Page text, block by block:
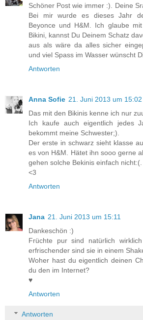
Schöner Post wie immer :). Deine
Bei mir wurde es dieses Jahr
Beyonce und H&M. Ich glaube
Bikini, kannst Du Deinem Schatz
aus als wäre da alles sicher
und viel Spass im Wasser wünscht
Antworten
Anna Sofie 21. Juni 2013 um 15:02
Das mit den Bikinis kenne ich nur
Ich kaufe auch eigentlich jedes
bekommt meine Schwester;).
Der erste in schwarz sieht klasse
es von H&M. Hätet ihn sooo gerne
gehen solche Bekinis einfach nicht:(.
<3
Antworten
Jana 21. Juni 2013 um 15:11
Dankeschön :)
Früchte pur sind natürlich
erfrischender sind sie in einem
Woher hast du eigentlich deinen
du den im Internet?
♥
Antworten
Antworten